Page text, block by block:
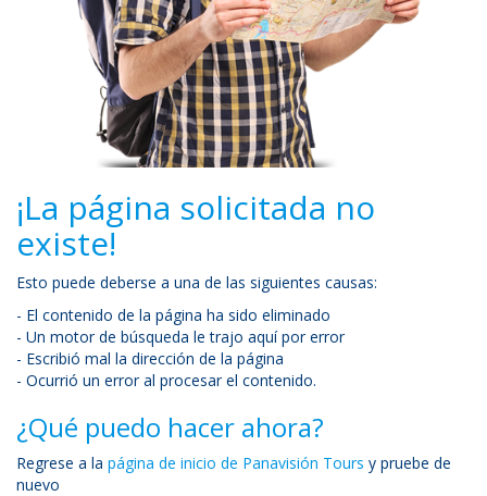
¡La página solicitada no
existe!
Esto puede deberse a una de las siguientes causas:
- El contenido de la página ha sido eliminado
- Un motor de búsqueda le trajo aquí por error
- Escribió mal la dirección de la página
- Ocurrió un error al procesar el contenido.
¿Qué puedo hacer ahora?
Regrese a la página de inicio de Panavisión Tours y pruebe de
nuevo